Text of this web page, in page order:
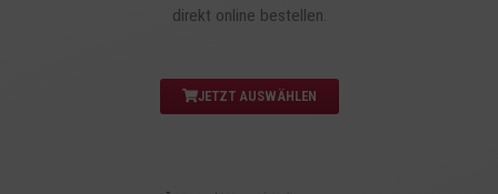
direkt online bestellen.
JETZT AUSWÄHLEN